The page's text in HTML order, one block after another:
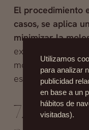
El procedimiento
casos, se aplica
minimizar la
experimentar una
molestia
esto
7. ¿Hay
Utilizamos
para analizar
publicidad
en base a un
hábitos de
visitadas).